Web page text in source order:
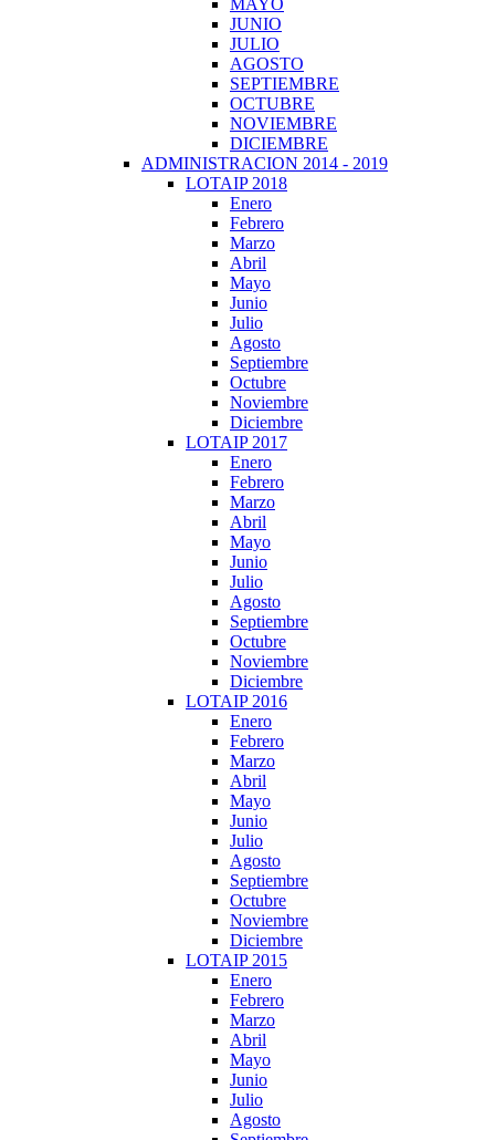
MAYO
JUNIO
JULIO
AGOSTO
SEPTIEMBRE
OCTUBRE
NOVIEMBRE
DICIEMBRE
ADMINISTRACION 2014 - 2019
LOTAIP 2018
Enero
Febrero
Marzo
Abril
Mayo
Junio
Julio
Agosto
Septiembre
Octubre
Noviembre
Diciembre
LOTAIP 2017
Enero
Febrero
Marzo
Abril
Mayo
Junio
Julio
Agosto
Septiembre
Octubre
Noviembre
Diciembre
LOTAIP 2016
Enero
Febrero
Marzo
Abril
Mayo
Junio
Julio
Agosto
Septiembre
Octubre
Noviembre
Diciembre
LOTAIP 2015
Enero
Febrero
Marzo
Abril
Mayo
Junio
Julio
Agosto